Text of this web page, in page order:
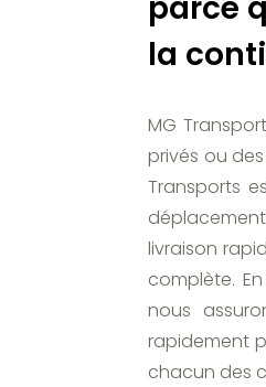
la
MG
privés ou
Transports
livraison
complète.
nous
rapidement
chacun des